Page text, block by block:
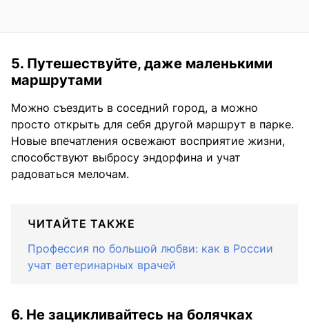
5. Путешествуйте, даже маленькими
маршрутами
Можно съездить в соседний город, а можно
просто открыть для себя другой маршрут в парке.
Новые впечатления освежают восприятие жизни,
способствуют выбросу эндорфина и учат
радоваться мелочам.
ЧИТАЙТЕ ТАКЖЕ
Профессия по большой любви: как в России
учат ветеринарных врачей
6. Не зацикливайтесь на болячках